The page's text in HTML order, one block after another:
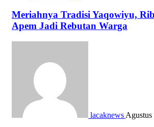
Meriahnya Tradisi Yaqowiyu,
Apem Jadi Rebutan Warga
lacaknews